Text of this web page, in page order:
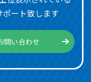
ート致します
問い合わせ